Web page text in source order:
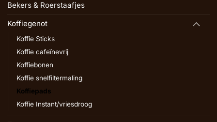
Bekers & Roerstaafjes
Koffiegenot
Koffie Sticks
Koffie cafeïnevrij
Koffiebonen
Koffie snelfiltermaling
Koffiepads
Koffie Instant/vriesdroog